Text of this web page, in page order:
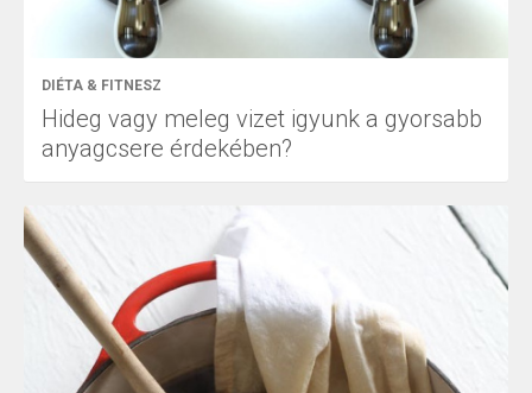
DIÉTA & FITNESZ
Hideg vagy meleg vizet igyunk a gyorsabb
anyagcsere érdekében?